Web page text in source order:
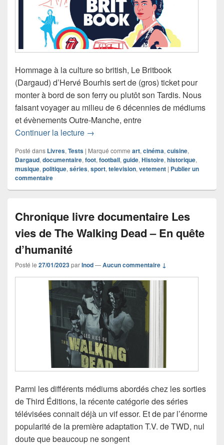
Hommage à la culture so british, Le Britbook
(Dargaud) d’Hervé Bourhis sert de (gros) ticket pour
monter à bord de son ferry ou plutôt son Tardis. Nous
faisant voyager au milieu de 6 décennies de médiums
et évènements Outre-Manche, entre
Continuer la lecture Chronique livre documentaire Le
→
Posté dans Livres, Tests | Marqué comme art, cinéma, cuisine,
Dargaud, documentaire, foot, football, guide, Histoire, historique,
musique, politique, séries, sport, television, vetement | Publier un
commentaire
Chronique livre documentaire Les
vies de The Walking Dead – En quête
d’humanité
Posté le 27/01/2023parInod—Aucun commentaire ↓
Parmi les différents médiums abordés chez les sorties
de Third Éditions, la récente catégorie des séries
télévisées connait déjà un vif essor. Et de par l’énorme
popularité de la première adaptation T.V. de TWD, nul
doute que beaucoup ne songent